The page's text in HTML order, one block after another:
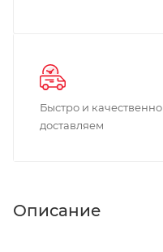
Быстро и качественно
доставляем
Описание